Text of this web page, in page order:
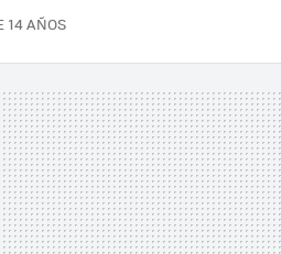
14 AÑOS